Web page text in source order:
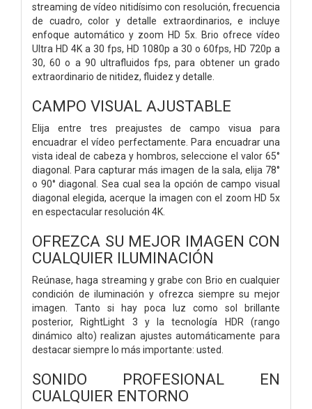
streaming de vídeo nitidísimo con resolución, frecuencia
de cuadro, color y detalle extraordinarios, e incluye
enfoque automático y zoom HD 5x. Brio ofrece vídeo
Ultra HD 4K a 30 fps, HD 1080p a 30 o 60fps, HD 720p a
30, 60 o a 90 ultrafluidos fps, para obtener un grado
extraordinario de nitidez, fluidez y detalle.
CAMPO VISUAL AJUSTABLE
Elija entre tres preajustes de campo visua para
encuadrar el vídeo perfectamente. Para encuadrar una
vista ideal de cabeza y hombros, seleccione el valor 65°
diagonal. Para capturar más imagen de la sala, elija 78°
o 90° diagonal. Sea cual sea la opción de campo visual
diagonal elegida, acerque la imagen con el zoom HD 5x
en espectacular resolución 4K.
OFREZCA SU MEJOR IMAGEN CON
CUALQUIER ILUMINACIÓN
Reúnase, haga streaming y grabe con Brio en cualquier
condición de iluminación y ofrezca siempre su mejor
imagen. Tanto si hay poca luz como sol brillante
posterior, RightLight 3 y la tecnología HDR (rango
dinámico alto) realizan ajustes automáticamente para
destacar siempre lo más importante: usted.
SONIDO PROFESIONAL EN
CUALQUIER ENTORNO